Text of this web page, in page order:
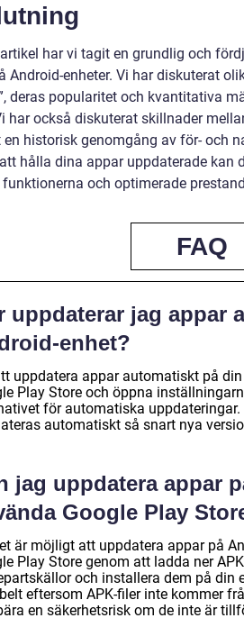
har vi tagit en grundlig och
Android-enheter. Vi har diskuterat
deras popularitet och kvantitativa
har också diskuterat skillnader
en historisk genomgång av för- och
hålla dina appar uppdaterade kan
och optimerade
FAQ
uppdaterar jag appar
enhet?
uppdatera appar automatiskt på
Play Store och öppna
för automatiska
automatiskt så snart nya
jag uppdatera appar
Google Play
är möjligt att uppdatera appar på
Play Store genom att ladda ner
och installera dem på din
eftersom APK-filer inte kommer
en säkerhetsrisk om de inte är